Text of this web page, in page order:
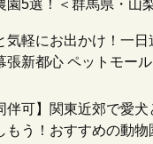
園5選！＜群馬県・山
気軽にお出かけ！一日
張新都心 ペットモー
伴可】関東近郊で愛
もう！おすすめの動物